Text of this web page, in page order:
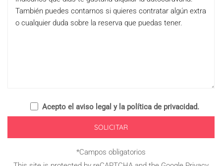
this
field
Acepto el aviso legal y la política de privacidad.
*Campos obligatorios